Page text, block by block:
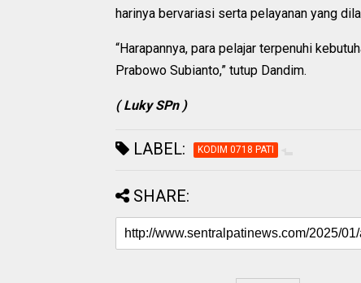
harinya bervariasi serta pelayanan yang
“Harapannya, para pelajar terpenuhi
Prabowo Subianto,” tutup Dandim.
( Luky SPn )
LABEL: KODIM 0718 PATI
SHARE: